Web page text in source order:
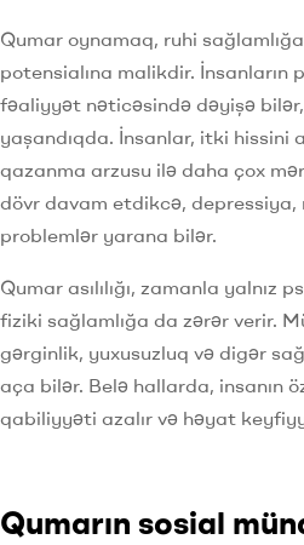
Qumar oynamaq, ruhi
potensialına malikdir. İnsanların
fəaliyyət nəticəsində dəyişə
yaşandıqda. İnsanlar, itki hissini
qazanma arzusu ilə daha çox
dövr davam etdikcə, depressiya,
problemlər yarana bilər.
Qumar asılılığı, zamanla yalnız
fiziki sağlamlığa da zərər verir.
gərginlik, yuxusuzluq və digər
aça bilər. Belə hallarda, insanın
qabiliyyəti azalır və həyat
Qumarın sosial